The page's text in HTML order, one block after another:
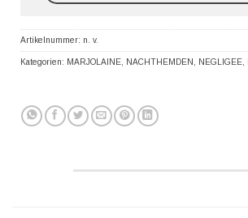
Artikelnummer: n. v.
Kategorien: MARJOLAINE NACHTHEMDEN NEGLIGEE